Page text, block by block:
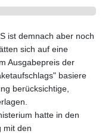
ist demnach aber noch
sich auf eine
Ausgabepreis der
basiere
berücksichtige,
hatte in den
mit den